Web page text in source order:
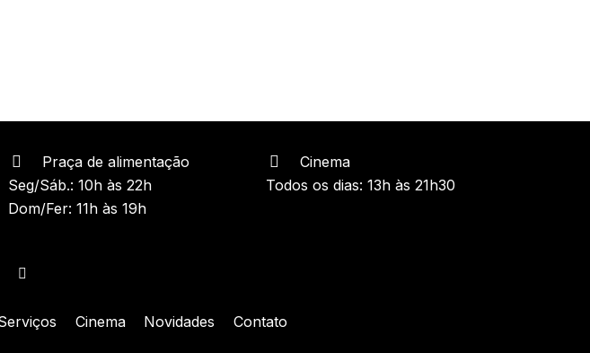
Praça de alimentação
Seg/Sáb.: 10h às 22h
Dom/Fer: 11h às 19h
Cinema
Todos os dias: 13h às 21h30
Cinema Novidades Contato